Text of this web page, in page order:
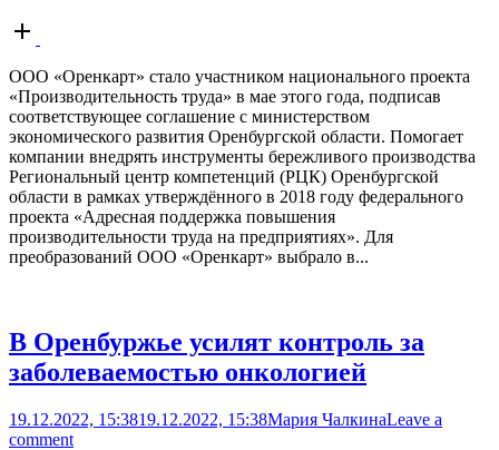
Open
post
ООО «Оренкарт» стало участником национального проекта
«Производительность труда» в мае этого года, подписав
соответствующее соглашение с министерством
экономического развития Оренбургской области. Помогает
компании внедрять инструменты бережливого производства
Региональный центр компетенций (РЦК) Оренбургской
области в рамках утверждённого в 2018 году федерального
проекта «Адресная поддержка повышения
производительности труда на предприятиях». Для
преобразований ООО «Оренкарт» выбрало в...
В Оренбуржье усилят контроль за
заболеваемостью онкологией
19.12.2022, 15:3819.12.2022, 15:38Мария ЧалкинаLeave a
comment